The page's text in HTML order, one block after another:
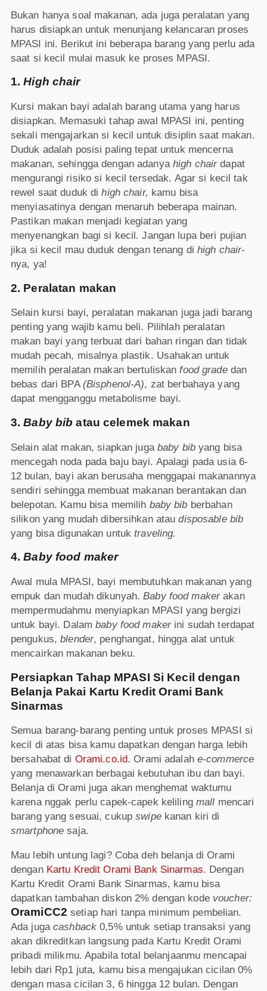
Bukan hanya soal makanan, ada juga peralatan yang
harus disiapkan untuk menunjang kelancaran proses
MPASI ini. Berikut ini beberapa barang yang perlu ada
saat si kecil mulai masuk ke proses MPASI.
1.High chair
Kursi makan bayi adalah barang utama yang harus
disiapkan. Memasuki tahap awal MPASI ini, penting
sekali mengajarkan si kecil untuk disiplin saat makan.
Duduk adalah posisi paling tepat untuk mencerna
makanan, sehingga dengan adanya high chair dapat
mengurangi risiko si kecil tersedak. Agar si kecil tak
rewel saat duduk dihigh chair, kamu bisa
menyiasatinya dengan menaruh beberapa mainan.
Pastikan makan menjadi kegiatan yang
menyenangkan bagi si kecil. Jangan lupa beri pujian
jika si kecil mau duduk dengan tenang dihigh chair-
nya, ya!
2. Peralatan makan
Selain kursi bayi, peralatan makanan juga jadi barang
penting yang wajib kamu beli. Pilihlah peralatan
makan bayi yang terbuat dari bahan ringan dan tidak
mudah pecah, misalnya plastik. Usahakan untuk
memilih peralatan makan bertuliskanfood gradedan
bebas dari BPA (Bisphenol-A), zat berbahaya yang
dapat mengganggu metabolisme bayi.
3. Baby bib atau celemek makan
Selain alat makan, siapkan juga baby bibyang bisa
mencegah noda pada baju bayi. Apalagi pada usia 6-
12 bulan, bayi akan berusaha menggapai makanannya
sendiri sehingga membuat makanan berantakan dan
belepotan. Kamu bisa memilih baby bib berbahan
silikon yang mudah dibersihkan ataudisposable bib
yang bisa digunakan untuktraveling.
4.Baby food maker
Awal mula MPASI, bayi membutuhkan makanan yang
empuk dan mudah dikunyah.Baby food maker akan
mempermudahmu menyiapkan MPASI yang bergizi
untuk bayi. Dalam baby food maker ini sudah terdapat
pengukus,blender, penghangat, hingga alat untuk
mencairkan makanan beku.
Persiapkan Tahap MPASI Si Kecil dengan
Belanja Pakai Kartu Kredit Orami Bank
Sinarmas
Semua barang-barang penting untuk proses MPASI si
kecil di atas bisa kamu dapatkan dengan harga lebih
bersahabat di Orami.co.id. Orami adalah e-commerce
yang menawarkan berbagai kebutuhan ibu dan bayi.
Belanja di Orami juga akan menghemat waktumu
karena nggak perlu capek-capek keliling mall mencari
barang yang sesuai, cukupswipekanan kiri di
smartphonesaja.
Mau lebih untung lagi? Coba deh belanja di Orami
dengan Kartu Kredit Orami Bank Sinarmas. Dengan
Kartu Kredit Orami Bank Sinarmas, kamu bisa
dapatkan tambahan diskon 2% dengan kode voucher:
OramiCC2setiap hari tanpa minimum pembelian.
Ada jugacashback 0,5% untuk setiap transaksi yang
akan dikreditkan langsung pada Kartu Kredit Orami
pribadi milikmu. Apabila total belanjaanmu mencapai
lebih dari Rp1 juta, kamu bisa mengajukan cicilan 0%
dengan masa cicilan 3, 6 hingga 12 bulan. Dengan